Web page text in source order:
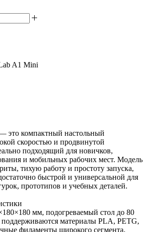
A1 Mini
это компактный настольный
скоростью и продвинутой
подходящий для новичков,
и мобильных рабочих мест. Модель
тихую работу и простоту запуска,
быстрой и универсальной для
прототипов и учебных деталей.
мм, подогреваемый стол до 80
поддерживаются материалы PLA, PETG,
филаменты широкого сегмента.